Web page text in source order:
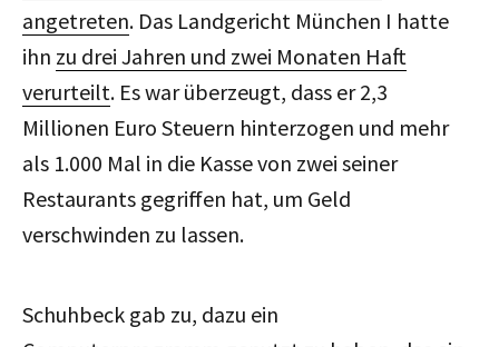
angetreten. Das Landgericht München I hatte
ihn zu drei Jahren und zwei Monaten Haft
verurteilt. Es war überzeugt, dass er 2,3
Millionen Euro Steuern hinterzogen und mehr
als 1.000 Mal in die Kasse von zwei seiner
Restaurants gegriffen hat, um Geld
verschwinden zu lassen.
Schuhbeck gab zu, dazu ein